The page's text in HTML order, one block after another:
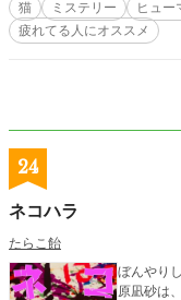
猫 ミステリー ヒュー
疲れてる人にオススメ
24
ネコハラ
たらこ飴
ぼんやり
原凪砂は